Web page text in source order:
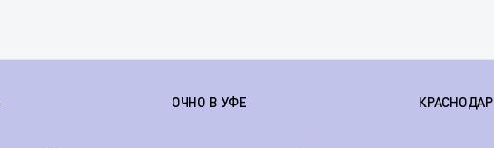
ОЧНО В УФЕ КРАСНОДАР